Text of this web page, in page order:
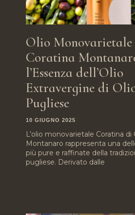
Olio Monovarietale
Coratina
l’Essenza dell’Olio
Extravergine di
Pugliese
10 GIUGNO 2025
L’olio monovarietale Coratina di
Montanaro rappresenta una
più pure e raffinate della
pugliese. Derivato dalle